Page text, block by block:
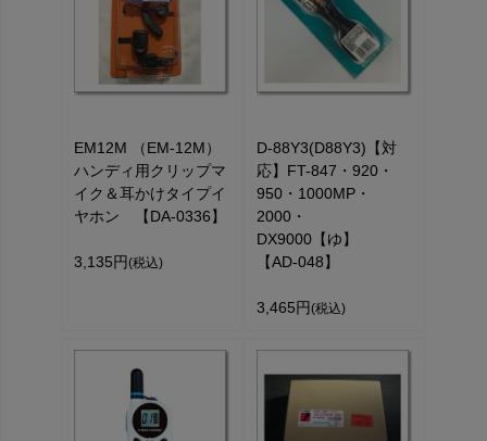
EM12M （EM-12M）
ハンディ用クリップマ
イク＆耳かけタイプイ
ヤホン 【DA-0336】
3,135円 (税込)
D-88Y3(D88Y3)【対
応】FT-847・920・
950・1000MP・
2000・
DX9000【ゆ】
【AD-048】
3,465円 (税込)